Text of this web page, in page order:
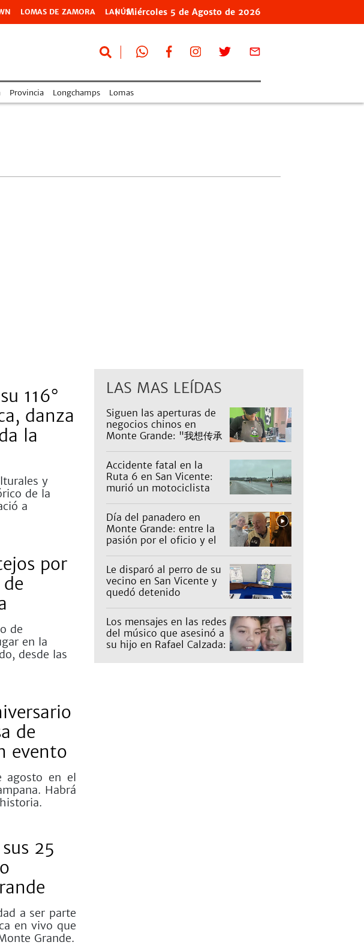
LOMAS DE ZAMORA LANÚSMiércoles 5 de Agosto de 2026
Provincia Longchamps Lomas
116°
danza
la
y
de la
a
por
de
en la
desde las
de
evento
agosto en el
Habrá
25
a ser parte
en vivo que
Grande.
LAS MAS LEÍDAS
Siguen las aperturas de
negocios chinos en
Monte Grande: "我想传承
Accidente fatal en la
Ruta 6 en San Vicente:
murió un motociclista
Día del panadero en
Monte Grande: entre la
pasión por el oficio y el
ventas
Le disparó al perro de su
vecino en San Vicente y
quedó detenido
Los mensajes en las redes
del músico que asesinó a
su hijo en Rafael Calzada: